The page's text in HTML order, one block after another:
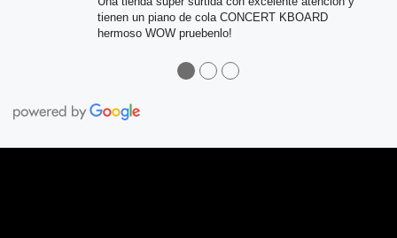
tienen un piano de cola CONCERT KBOARD
hermoso WOW pruebenlo!
●●●